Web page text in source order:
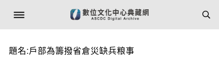
題名:戶部為籌撥省倉災缺兵粮事